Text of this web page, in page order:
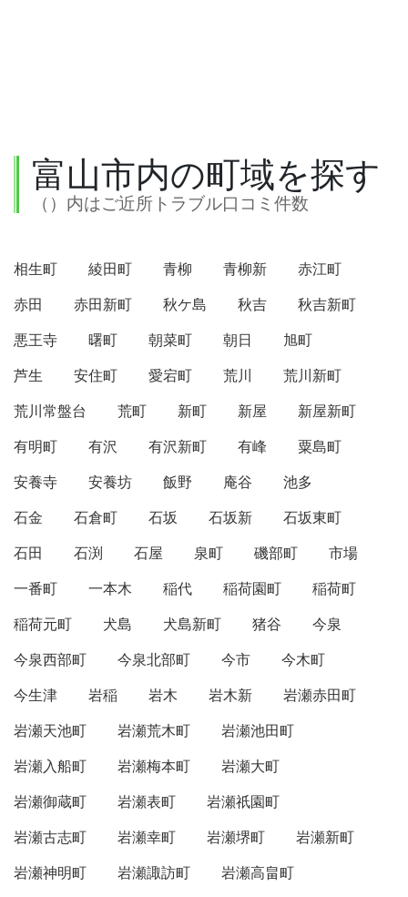
富山市内の町域を探す
（）内はご近所トラブル口コミ件数
相生町 綾田町 青柳 青柳新
赤江町
赤田
赤田新町 秋ケ島 秋吉
秋吉新町
悪王寺
曙町 朝菜町 朝日
旭町
芦生
安住町 愛宕町 荒川
荒川新町
荒川常盤台
荒町 新町 新屋
新屋新町
有明町
有沢 有沢新町 有峰
粟島町
安養寺
安養坊 飯野 庵谷
池多
石金
石倉町 石坂 石坂新
石坂東町
石田
石渕 石屋 泉町 磯部町
市場
一番町
一本木 稲代 稲荷園町
稲荷町
稲荷元町
犬島 犬島新町 猪谷
今泉
今泉西部町
今泉北部町 今市
今木町
今生津
岩稲 岩木 岩木新
岩瀬赤田町
岩瀬天池町
岩瀬荒木町
岩瀬池田町
岩瀬入船町
岩瀬梅本町
岩瀬大町
岩瀬御蔵町
岩瀬表町
岩瀬祇園町
岩瀬古志町
岩瀬幸町 岩瀬堺町
岩瀬新町
岩瀬神明町
岩瀬諏訪町
岩瀬高畠町